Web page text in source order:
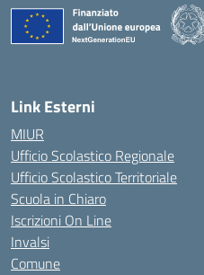
Link Esterni
MIUR
Ufficio Scolastico Regionale
Ufficio Scolastico Territoriale
Scuola in Chiaro
Iscrizioni On Line
Invalsi
Comune